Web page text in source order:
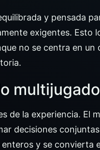
y pensada
exigentes. Esto
no se centra en
de la experiencia.
decisiones
y se convierta